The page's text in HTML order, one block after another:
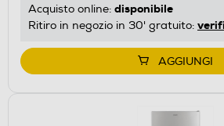
Acquisto online: disponibile
Ritiro in negozio in 30' gratuito:
AGGIUNGI